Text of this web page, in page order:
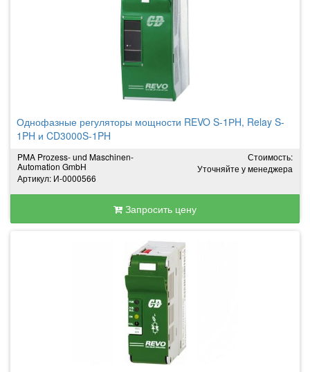
Однофазные регуляторы мощности REVO S-1РH, Relay S-
1PH и CD3000S-1PH
PMA Prozess- und Maschinen-
Automation GmbH
Артикул: И-0000566
Стоимость:
Уточняйте у менеджера
Запросить цену